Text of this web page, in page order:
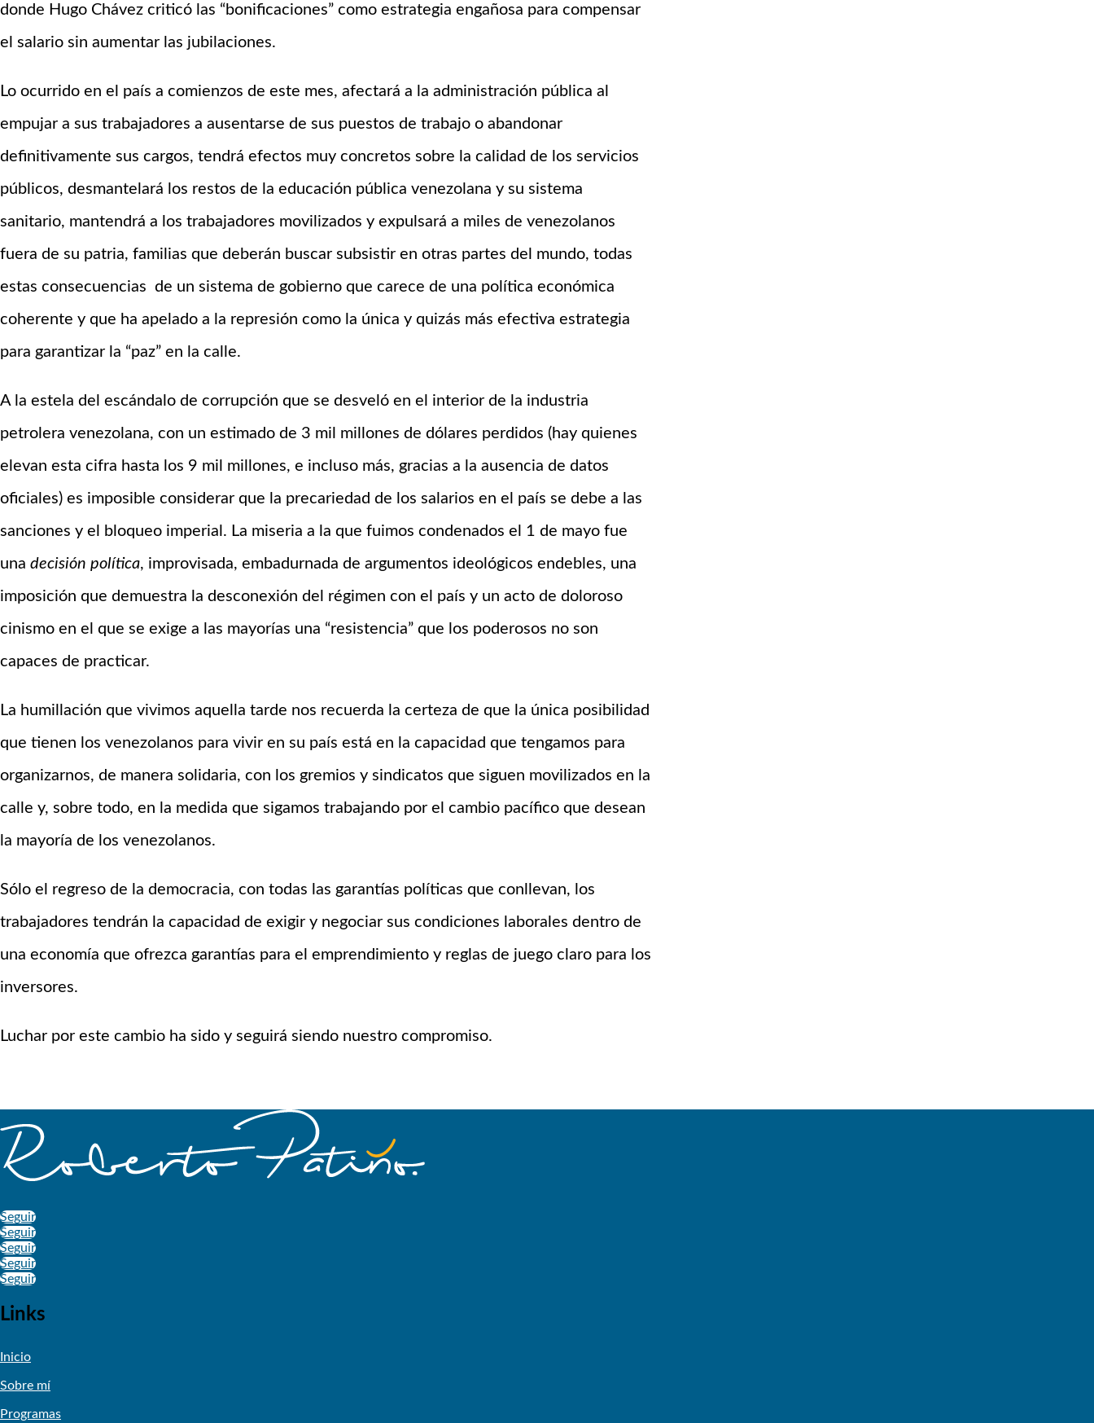
donde Hugo Chávez criticó las “bonificaciones” como estrategia engañosa para compensar
el salario sin aumentar las jubilaciones.
Lo ocurrido en el país a comienzos de este mes, afectará a la administración pública al
empujar a sus trabajadores a ausentarse de sus puestos de trabajo o abandonar
definitivamente sus cargos, tendrá efectos muy concretos sobre la calidad de los servicios
públicos, desmantelará los restos de la educación pública venezolana y su sistema
sanitario, mantendrá a los trabajadores movilizados y expulsará a miles de venezolanos
fuera de su patria, familias que deberán buscar subsistir en otras partes del mundo, todas
estas consecuencias de un sistema de gobierno que carece de una política económica
coherente y que ha apelado a la represión como la única y quizás más efectiva estrategia
para garantizar la “paz” en la calle.
A la estela del escándalo de corrupción que se desveló en el interior de la industria
petrolera venezolana, con un estimado de 3 mil millones de dólares perdidos (hay quienes
elevan esta cifra hasta los 9 mil millones, e incluso más, gracias a la ausencia de datos
oficiales) es imposible considerar que la precariedad de los salarios en el país se debe a las
sanciones y el bloqueo imperial. La miseria a la que fuimos condenados el 1 de mayo fue
una decisión política, improvisada, embadurnada de argumentos ideológicos endebles, una
imposición que demuestra la desconexión del régimen con el país y un acto de doloroso
cinismo en el que se exige a las mayorías una “resistencia” que los poderosos no son
capaces de practicar.
La humillación que vivimos aquella tarde nos recuerda la certeza de que la única posibilidad
que tienen los venezolanos para vivir en su país está en la capacidad que tengamos para
organizarnos, de manera solidaria, con los gremios y sindicatos que siguen movilizados en la
calle y, sobre todo, en la medida que sigamos trabajando por el cambio pacífico que desean
la mayoría de los venezolanos.
Sólo el regreso de la democracia, con todas las garantías políticas que conllevan, los
trabajadores tendrán la capacidad de exigir y negociar sus condiciones laborales dentro de
una economía que ofrezca garantías para el emprendimiento y reglas de juego claro para los
inversores.
Luchar por este cambio ha sido y seguirá siendo nuestro compromiso.
Seguir
Seguir
Seguir
Seguir
Seguir
Links
Inicio
Sobre mí
Programas